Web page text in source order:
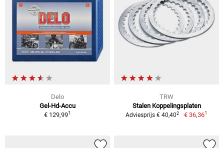
Delo
Gel-Hd-Accu
€ 129,991
TRW
Stalen Koppelingsplaten
Adviesprijs € 40,402 € 36,361